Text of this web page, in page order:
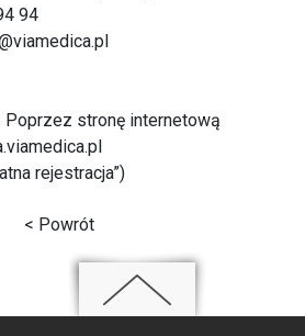
94
Poprzez stronę internetową
rejestracja”)
< Powrót